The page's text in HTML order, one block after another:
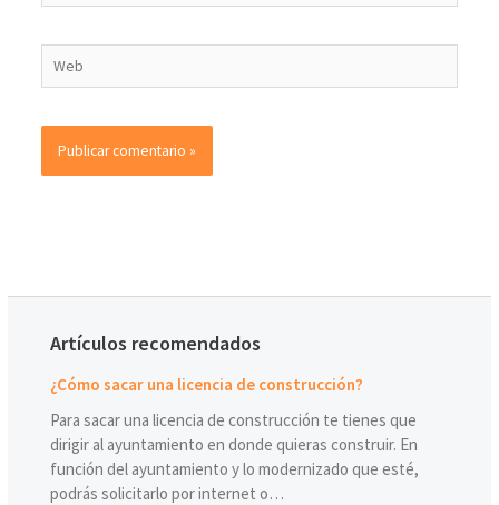
Artículos recomendados
¿Cómo sacar una licencia de construcción?
Para sacar una licencia de construcción te tienes que
dirigir al ayuntamiento en donde quieras construir. En
función del ayuntamiento y lo modernizado que esté,
podrás solicitarlo por internet o…